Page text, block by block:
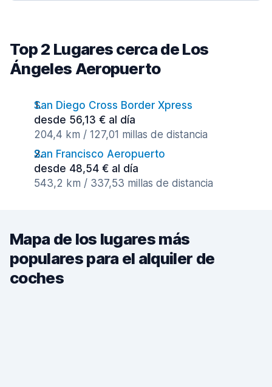
Top 2 Lugares cerca de Los
Ángeles Aeropuerto
San Diego Cross Border Xpress
desde 56,13 € al día
204,4 km / 127,01 millas de distancia
San Francisco Aeropuerto
desde 48,54 € al día
543,2 km / 337,53 millas de distancia
Mapa de los lugares más
populares para el alquiler de
coches